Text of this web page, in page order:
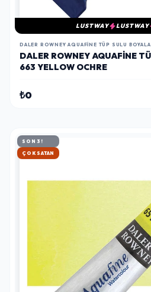
LUSTWAY LUSTWAY
DALER ROWNEY AQUAFINE TÜP SULU
DALER ROWNEY AQUAFINE
663 YELLOW OCHRE
₺0
SON 3!
HIZLI KARGO